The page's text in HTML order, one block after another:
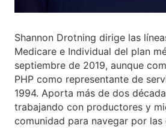
Shannon Drotning dirige las
Medicare e Individual del plan
septiembre de 2019, aunque
PHP como representante de
1994. Aporta más de dos
trabajando con productores y
comunidad para navegar por